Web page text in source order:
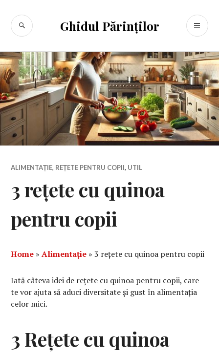
conținut
Ghidul Părinților
CĂUTARE
ALIMENTAȚIE, REȚETE PENTRU COPII, UTIL
3 rețete cu quinoa
pentru copii
Home »Alimentație »3 rețete cu quinoa pentru copii
Iată câteva idei de rețete cu quinoa pentru copii, care
te vor ajuta să aduci diversitate și gust în alimentația
celor mici.
3 Rețete cu quinoa